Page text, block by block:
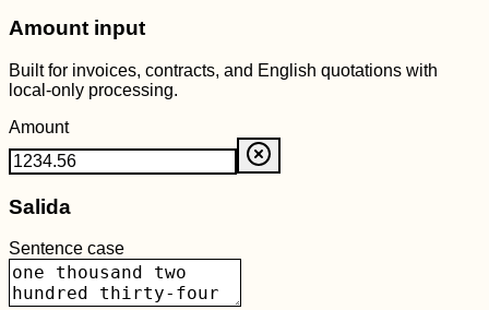
Amount input
Built for invoices, contracts, and English quotations with
local-only processing.
Amount
Salida
Sentence case